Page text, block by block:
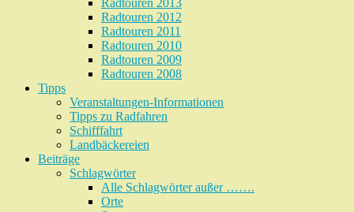
Radtouren 2013
Radtouren 2012
Radtouren 2011
Radtouren 2010
Radtouren 2009
Radtouren 2008
Tipps
Veranstaltungen-Informationen
Tipps zu Radfahren
Schifffahrt
Landbäckereien
Beiträge
Schlagwörter
Alle Schlagwörter außer …….
Orte